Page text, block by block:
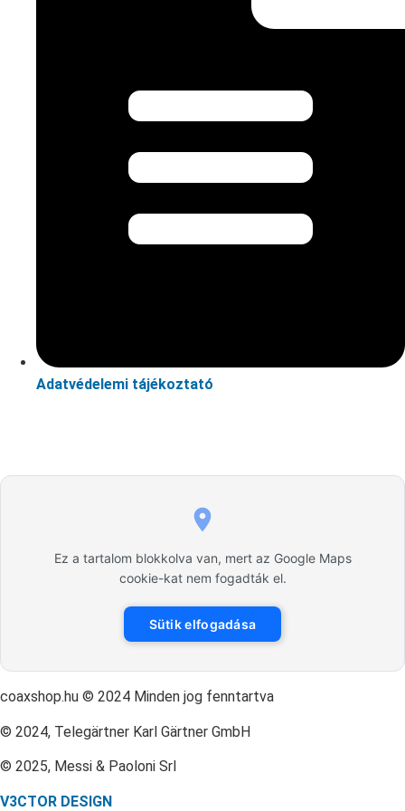
Adatvédelemi tájékoztató
Ez a tartalom blokkolva van, mert az Google Maps
cookie-kat nem fogadták el.
Sütik elfogadása
coaxshop.hu © 2024 Minden jog fenntartva
© 2024, Telegärtner Karl Gärtner GmbH
© 2025, Messi & Paoloni Srl
V3CTOR DESIGN